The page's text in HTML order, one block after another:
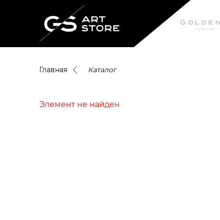
Главная Каталог
Элемент не найден